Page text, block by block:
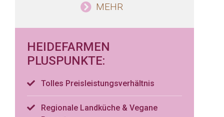
MEHR
HEIDEFARMEN
PLUSPUNKTE:
Tolles Preisleistungsverhältnis
Regionale Landküche & Vegane